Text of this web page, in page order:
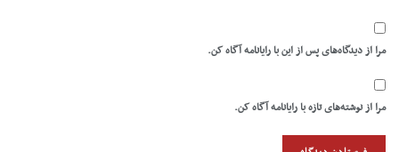
مرا از دیدگاه‌های پس از این با رایانامه آگاه کن.
مرا از نوشته‌های تازه با رایانامه آگاه کن.